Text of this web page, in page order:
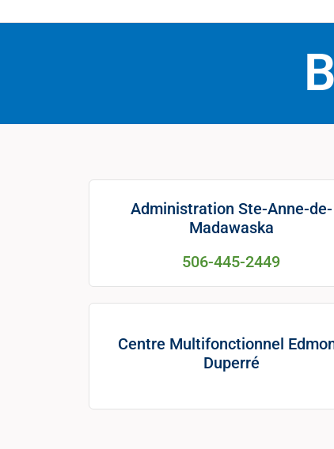
Administration Ste-Anne-de-
Madawaska
506-445-2449
Centre Multifonctionnel
Duperré